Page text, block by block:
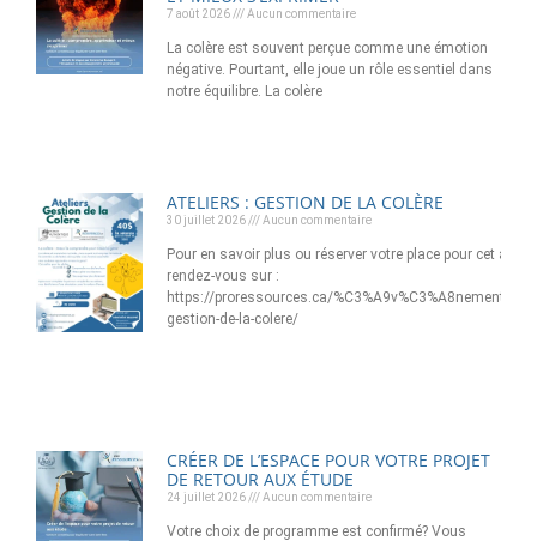
7 août 2026 Aucun commentaire
La colère est souvent perçue comme une émotion
négative. Pourtant, elle joue un rôle essentiel dans
notre équilibre. La colère
ATELIERS : GESTION DE LA COLÈRE
30 juillet 2026 Aucun commentaire
Pour en savoir plus ou réserver votre place pour cet
rendez-vous sur :
https://proressources.ca/%C3%A9v%C3%A8nement/
gestion-de-la-colere/
CRÉER DE L’ESPACE POUR VOTRE PROJET
DE RETOUR AUX ÉTUDE
24 juillet 2026 Aucun commentaire
Votre choix de programme est confirmé? Vous